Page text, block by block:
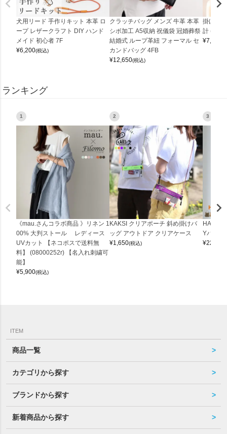
犬用リード 手作りキット 本革 ロ
ープ レザークラフト DIY ハンド
メイド 初心者 7F
¥6,200(税込)
クラッチバッグ メンズ 牛革 本革
シボ加工 A5収納 祝儀袋 冠婚葬祭
結婚式 ループ革紐 フォーマル セ
カンドバッグ 4FB
¥12,650(税込)
掛け時
計
¥7,150
ランキング
1
《mau.さんコラボ商品 》リネン 1
00% 大判ストール レディース
UVカット 【ネコポスで送料無
料】 (08000252r) 【名入れ刺繍可
能】
¥5,900(税込)
2
KAKSI クリアポーチ 斜め掛けバ
ッグ アウトドア クリアケース
¥1,650(税込)
3
Yバッグ
¥22,000
ITEM
商品一覧
カテゴリから探す
ブランドから探す
新着商品から探す